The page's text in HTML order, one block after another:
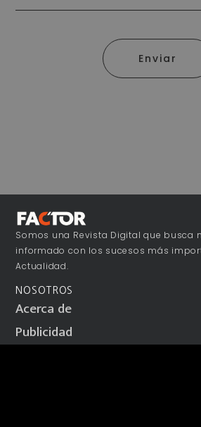
Enviar
Somos una Revista Digital que busca
informado con los sucesos más
Actualidad.
NOSOTROS
Acerca de
Publicidad